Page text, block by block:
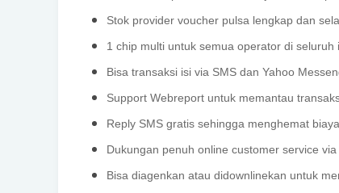
Stok provider voucher pulsa lengkap dan
1 chip multi untuk semua operator di seluruh
Bisa transaksi isi via SMS dan Yahoo
Support Webreport untuk memantau
Reply SMS gratis sehingga menghemat
Dukungan penuh online customer service
Bisa diagenkan atau didownlinekan untuk